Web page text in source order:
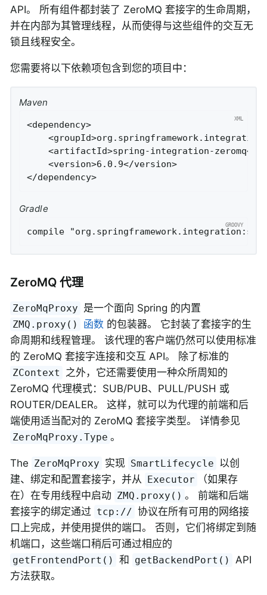
API。 所有组件都封装了 ZeroMQ 套接字的生命周期，
并在内部为其管理线程，从而使得与这些组件的交互无
锁且线程安全。
您需要将以下依赖项包含到您的项目中：
Maven
<dependency>
<artifactId>spring-integration-zeromq</
    <version>6.0.9</version>
</dependency>
Gradle
ZeroMQ 代理
ZeroMqProxy 是一个面向 Spring 的内置
ZMQ.proxy() 函数 的包装器。 它封装了套接字的生
命周期和线程管理。 该代理的客户端仍然可以使用标准
的 ZeroMQ 套接字连接和交互 API。 除了标准的
ZContext
之外，它还需要使用一种众所周知的
ZeroMQ 代理模式：SUB/PUB、PULL/PUSH 或
ROUTER/DEALER。 这样，就可以为代理的前端和后
端使用适当配对的 ZeroMQ 套接字类型。 详情参见
ZeroMqProxy.Type 。
The ZeroMqProxy 实现 SmartLifecycle 以创
建、绑定和配置套接字，并从
Executor
（如果存
在）在专用线程中启动 ZMQ.proxy() 。 前端和后端
套接字的绑定通过 tcp:// 协议在所有可用的网络接
口上完成，并使用提供的端口。 否则，它们将绑定到随
机端口，这些端口稍后可通过相应的
getFrontendPort() 和 getBackendPort()
API
方法获取。